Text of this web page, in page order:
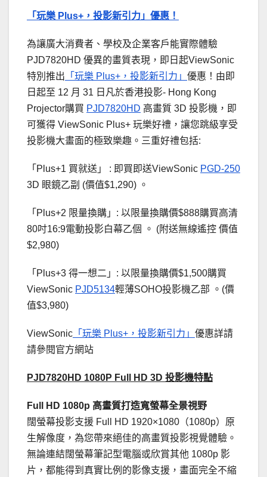
「玩樂 Plus+，投影新引力」優惠！
為讓廣大消費者、學校及企業客戶能實際體驗
PJD7820HD 優異的畫質表現，即日起ViewSonic
特別推出 「玩樂 Plus+，投影新引力」 優惠！由即
日起至 12 月 31 日凡於香港投影- Hong Kong
Projector購買 PJD7820HD 高畫質 3D 投影機，即
可獲得 ViewSonic Plus+ 玩樂好禮，讓您跳級享受
投影機大畫面的極致樂趣。三重好禮包括:
「Plus+1 買就送」 : 即買即送ViewSonic PGD-250
3D 眼鏡乙副 (價值$1,290) 。
「Plus+2 限量換購」: 以限量換購價$888購買高清
80吋16:9電動投影白幕乙個 。 (附送無線遙控 價值
$2,980)
「Plus+3 得一想二」: 以限量換購價$1,500購買
ViewSonic PJD5134輕薄SOHO投影機乙部 。(價
值$3,980)
ViewSonic 「玩樂 Plus+，投影新引力」 優惠詳請
請參閱官方網站
PJD7820HD 1080P Full HD 3D 投影機特點
Full HD 1080p 高畫質打造寬螢幕全景視野
闊螢幕投影支援 Full HD 1920×1080（1080p）原
生解像度，為您帶來絕佳的高畫質投影視覺體驗。
無論連結闊螢幕筆記型電腦或欣賞其他 1080p 影
片，都能得到真實比例的影像支援，畫面完全不縮